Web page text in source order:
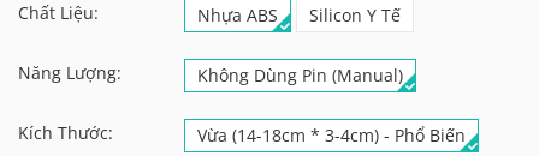
Chất Liệu: Nhựa ABS Silicon Y Tế
Năng Lượng: Không Dùng Pin (Manual)
Kích Thước: Vừa (14-18cm * 3-4cm) - Phổ Biến